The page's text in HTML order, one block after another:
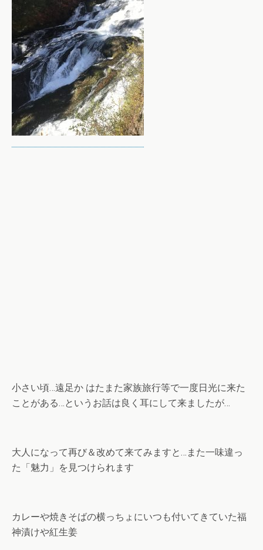
小さい頃…遠足か はたまた家族旅行等で一度日光に来た
ことがある…というお話は良く耳にして来ましたが…
大人になって再び＆改めて来てみますと…また一味違っ
た「魅力」を見つけられます
カレーや焼きそばの横っちょにいつも付いてきていた福
神漬けや紅生姜